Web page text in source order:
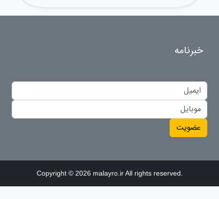
خبرنامه
عضویت
Copyright © 2026 malayro.ir All rights reserved.